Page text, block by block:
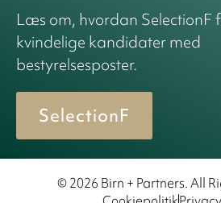
Læs om, hvordan SelectionF
kvindelige kandidater med
bestyrelsesposter.
SelectionF
© 2026 Birn + Partners. All